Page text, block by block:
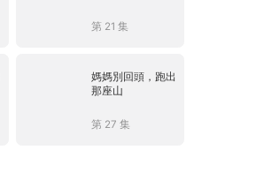
第 21 集
媽媽別回頭，跑出
那座山
第 27 集